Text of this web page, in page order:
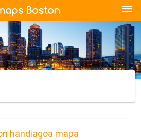
menu
handiagoa mapa